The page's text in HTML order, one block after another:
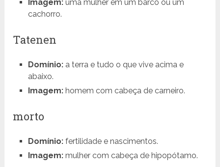
Imagem:uma mulher em um barco ou um
cachorro.
Tatenen
Domínio:a terra e tudo o que vive acima e
abaixo.
Imagem:homem com cabeça de carneiro.
morto
Domínio:fertilidade e nascimentos.
Imagem:mulher com cabeça de hipopótamo.